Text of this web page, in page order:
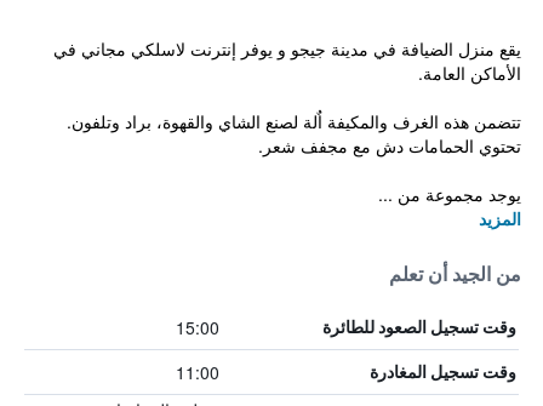
يقع منزل الضيافة في مدينة جيجو و يوفر إنترنت لاسلكي مجاني في
الأماكن العامة.
تتضمن هذه الغرف والمكيفة اٌلة لصنع الشاي والقهوة، براد وتلفون.
تحتوي الحمامات دش مع مجفف شعر.
يوجد مجموعة من ...
المزيد
من الجيد أن تعلم
وقت تسجيل الصعود للطائرة 15:00
وقت تسجيل المغادرة 11:00